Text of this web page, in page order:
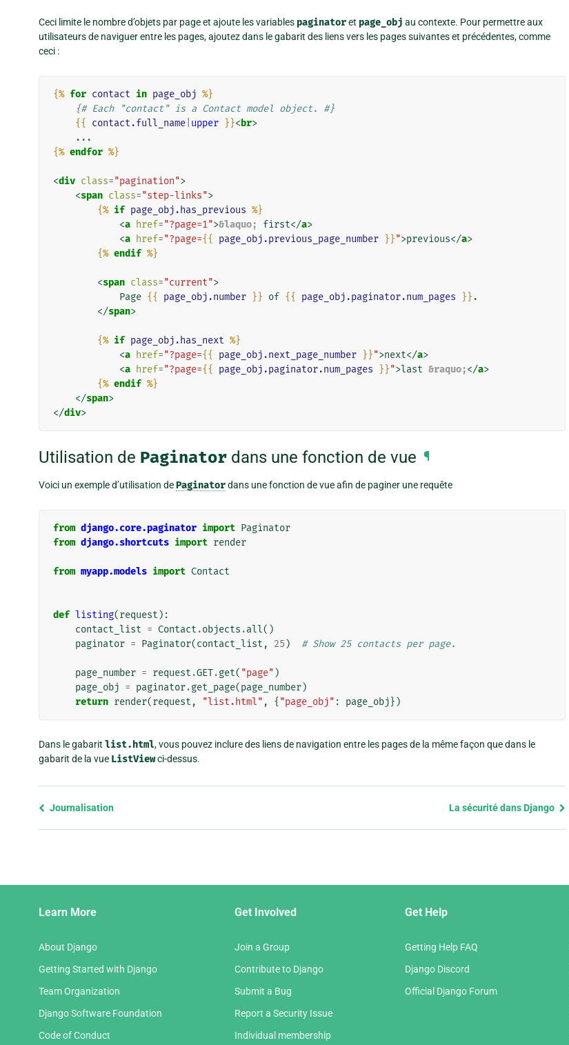
Ceci limite le nombre d’objets par page et ajoute les variables paginatoret page_obj au contexte. Pour permettre aux
utilisateurs de naviguer entre les pages, ajoutez dans le gabarit des liens vers les pages suivantes et précédentes, comme
ceci :
{% for contact in page_obj %}
{# Each "contact" is a Contact model object. #}
{{
contact.full_name upper }}<br>
{% endfor %}
<div class="pagination">
<span class="step-links">
{% if page_obj.has_previous %}
<a href="?page=1">&laquo; first</a>
<a href="?page={{ page_obj.previous_page_number }}">previous</a>
{% endif %}
<span class="current">
            Page
{{ page_obj.number }} of {{ page_obj.paginator.num_pages }} .
</span>
{% if page_obj.has_next %}
<a href="?page={{ page_obj.next_page_number }}">next</a>
<a href="?page={{ page_obj.paginator.num_pages }}">last &raquo;</a>
{% endif %}
</span>
</div>
Utilisation de Paginator dans une fonction de vue ¶
Voici un exemple d’utilisation dePaginatordans une fonction de vue afin de paginer une requête
from django.core.paginator import Paginator
from django.shortcuts import render
from myapp.models import Contact
def listing(request ):
contact_list = Contact .objects .all()
paginator = Paginator(contact_list , 25 ) # Show 25 contacts per page.
page_number = request .GET.get( "page" )
page_obj = paginator.get_page(page_number)
return render(request , "list.html" , { "page_obj" : page_obj})
Dans le gabarit list.html, vous pouvez inclure des liens de navigation entre les pages de la même façon que dans le
gabarit de la vue ListViewci-dessus.
Previous
Journalisation La sécurité dans Django
Learn More
About Django
Getting Started with Django
Team Organization
Django Software Foundation
Code of Conduct
Get Involved
Join a Group
Contribute to Django
Submit a Bug
Report a Security Issue
Individual membership
Get Help
Getting Help FAQ
Django Discord
Official Django Forum